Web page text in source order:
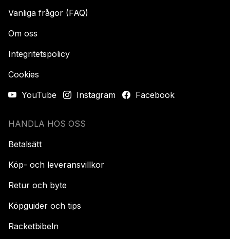
Vanliga frågor (FAQ)
Om oss
Integritetspolicy
Cookies
YouTube
Instagram Facebook
HANDLA HOS OSS
Betalsätt
Köp- och leveransvillkor
Retur och byte
Köpguider och tips
Racketbibeln